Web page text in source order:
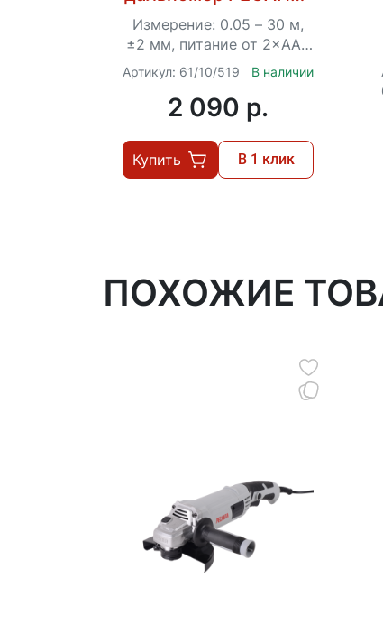
ДЛ-30
Измерение: 0.05 – 30 м,
±2 мм, питание от 2×ААА
1.5V
Артикул: 61/10/519 В наличии
2 090 p.
Купить В 1 клик
ПОХОЖИЕ